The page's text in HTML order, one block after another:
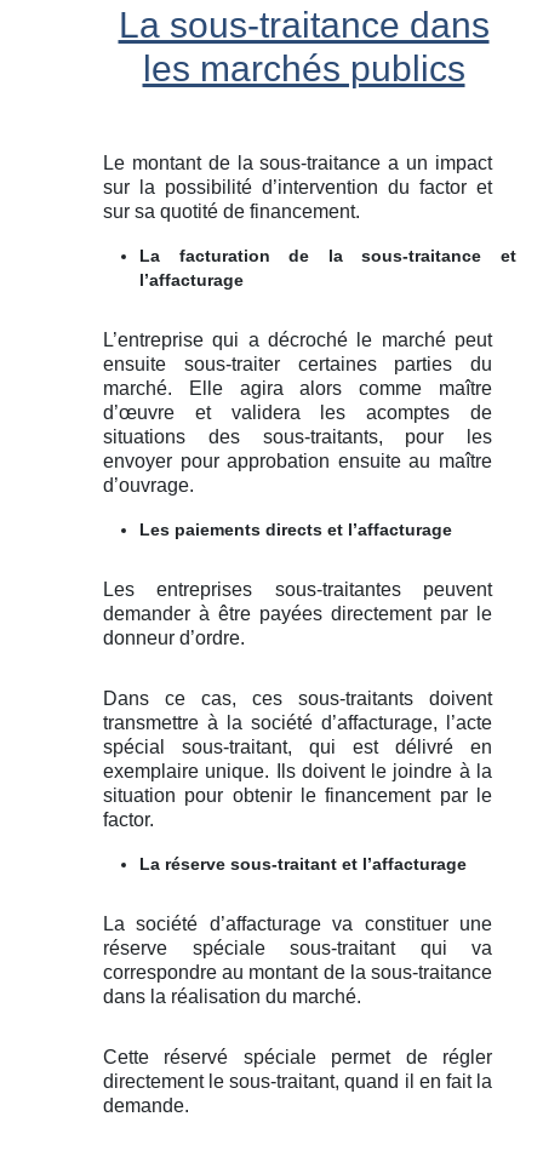
La sous-traitance dans
les marchés publics
Le montant de la sous-traitance a un impact
sur la possibilité d’intervention du factor et
sur sa quotité de financement.
La facturation de la sous-traitance et
l’affacturage
L’entreprise qui a décroché le marché peut
ensuite sous-traiter certaines parties du
marché. Elle agira alors comme maître
d’œuvre et validera les acomptes de
situations des sous-traitants, pour les
envoyer pour approbation ensuite au maître
d’ouvrage.
Les paiements directs et l’affacturage
Les entreprises sous-traitantes peuvent
demander à être payées directement par le
donneur d’ordre.
Dans ce cas, ces sous-traitants doivent
transmettre à la société d’affacturage, l’acte
spécial sous-traitant, qui est délivré en
exemplaire unique. Ils doivent le joindre à la
situation pour obtenir le financement par le
factor.
La réserve sous-traitant et l’affacturage
La société d’affacturage va constituer une
réserve spéciale sous-traitant qui va
correspondre au montant de la sous-traitance
dans la réalisation du marché.
Cette réservé spéciale permet de régler
directement le sous-traitant, quand il en fait la
demande.